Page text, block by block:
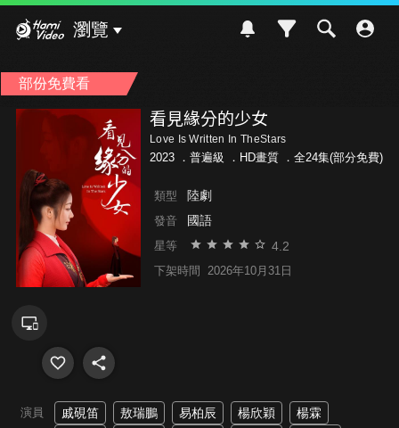
瀏覽
部份免費看
看見緣分的少女
Love Is Written In TheStars
2023 ． 普遍級 ．HD畫質 ．全24集(部分免費)
類型 陸劇
發音 國語
星等 4.2
下架時間 2026年10月31日
演員 戚硯笛 敖瑞鵬 易柏辰 楊欣穎
楊霖